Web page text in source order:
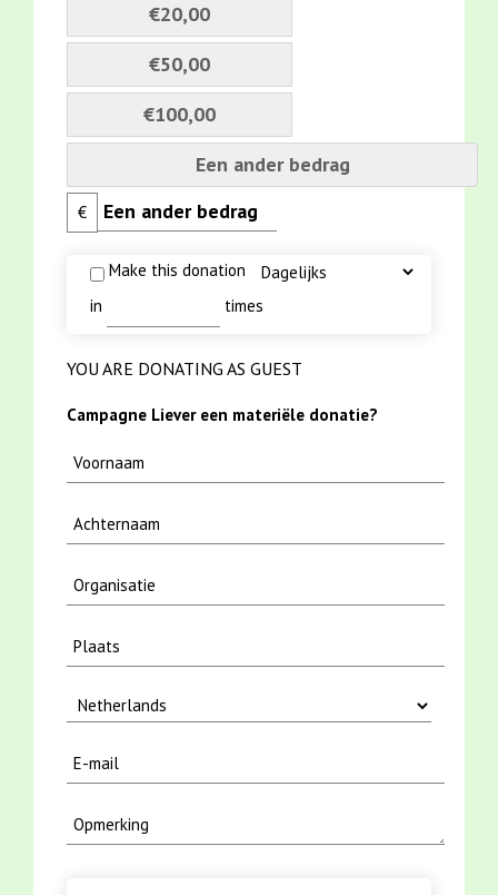
€20,00
€50,00
€100,00
Een ander bedrag
€
Make this donation
in
times
YOU ARE DONATING AS GUEST
Campagne Liever een materiële donatie?